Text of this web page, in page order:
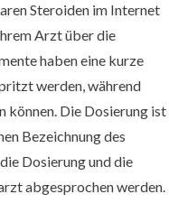
Steroiden im Internet
Arzt über die
haben eine kurze
werden, während
können. Die Dosierung ist
Bezeichnung des
Dosierung und die
abgesprochen werden.